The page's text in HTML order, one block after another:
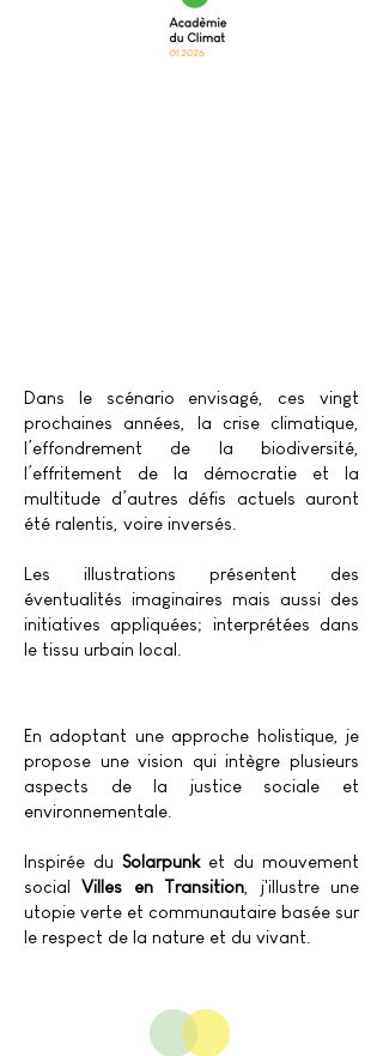
Dans le scénario envisagé, ces vingt
prochaines années, la crise climatique,
l’effondrement de la biodiversité,
l’effritement de la démocratie et la
multitude d’autres défis actuels auront
été ralentis, voire inversés.
Les illustrations présentent des
éventualités imaginaires mais aussi des
initiatives appliquées; interprétées dans
le tissu urbain local.
En adoptant une approche holistique, je
propose une vision qui intègre plusieurs
aspects de la justice sociale et
environnementale.
Inspirée du Solarpunket du mouvement
socialVilles en Transition , j'illustre une
utopie verte et communautaire basée sur
le respect de la nature et du vivant.